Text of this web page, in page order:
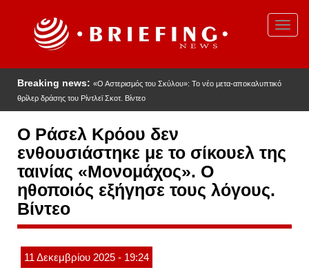
Breaking news: «Ο Αστερισμός του Σκύλου»: Το νέο μετα-αποκαλυπτικό
θρίλερ δράσης του Ρίντλεϊ Σκοτ. Βίντεο
Ο Ράσελ Κρόου δεν
ενθουσιάστηκε με το σίκουελ της
ταινίας «Μονομάχος». Ο
ηθοποιός εξήγησε τους λόγους.
Βίντεο
11 Δεκεμβρίου 2025 - 19:24